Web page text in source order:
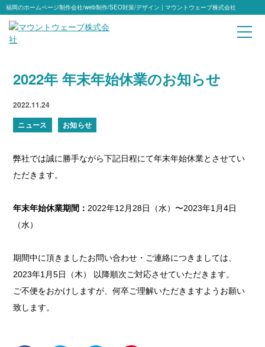
福岡のホームページ制作会社/web制作/SEO対策/デザイン | マウントウェーブ株式会社
2022年 年末年始休業のお知らせ
2022.11.24
ニュース
お知らせ
弊社では誠に勝手ながら下記日程にて年末年始休業とさせてい
ただきます。
年末年始休業期間： 2022年12月28日（水）〜2023年1月4日
（水）
期間中に頂きましたお問い合わせ・ご連絡につきましては、
2023年1月5日（木） 以降順次ご対応させていただきます。
ご不便をおかけしますが、何卒ご理解いただきますようお願い
致します。